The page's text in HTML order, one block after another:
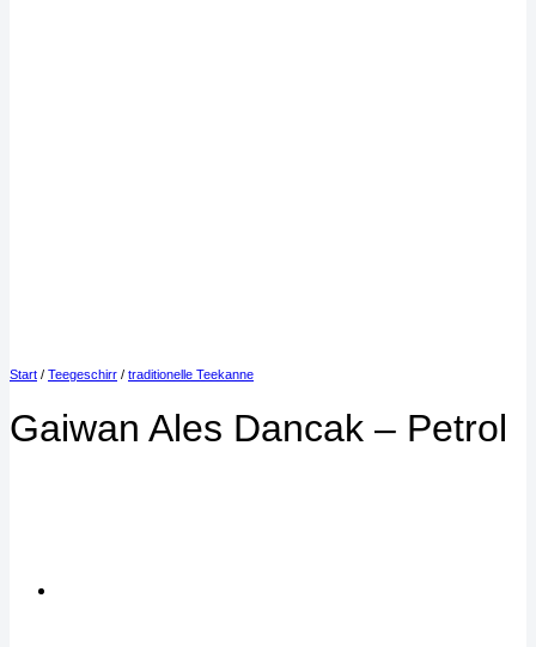
Start / Teegeschirr / traditionelle Teekanne
Gaiwan Ales Dancak – Petrol